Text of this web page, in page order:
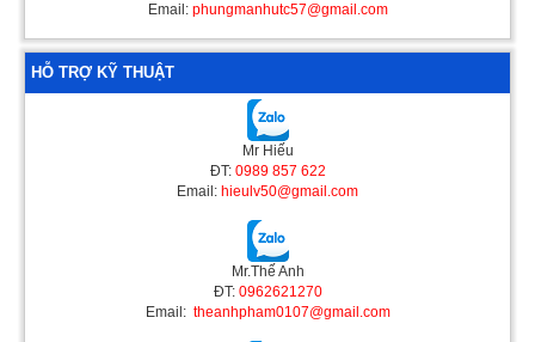
Email: phungmanhutc57@gmail.com
HỖ TRỢ KỸ THUẬT
Mr Hiếu
ĐT: 0989 857 622
Email: hieulv50@gmail.com
Mr.Thế Anh
ĐT: 0962621270
Email: theanhpham0107@gmail.com